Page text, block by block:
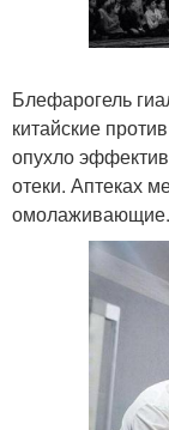
Блефарогель
китайские
опухло
отеки. Аптеках
омолаживающие.